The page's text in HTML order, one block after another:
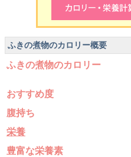
ふきの煮物のカロリー概要
ふきの煮物のカロリー
おすすめ度
腹持ち
栄養
豊富な栄養素